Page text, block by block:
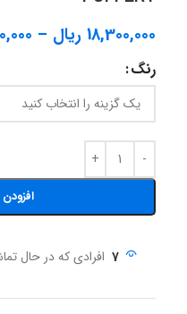
18,300,000 ریال –
رنگ
7 افرادی که در حال